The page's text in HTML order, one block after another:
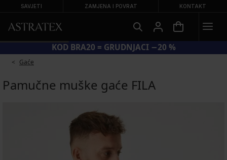
SAVJETI ZAMJENA I POVRAT KONTAKT
KOD BRA20 = GRUDNJACI −20 %
Gaće
Pamučne muške gaće FILA